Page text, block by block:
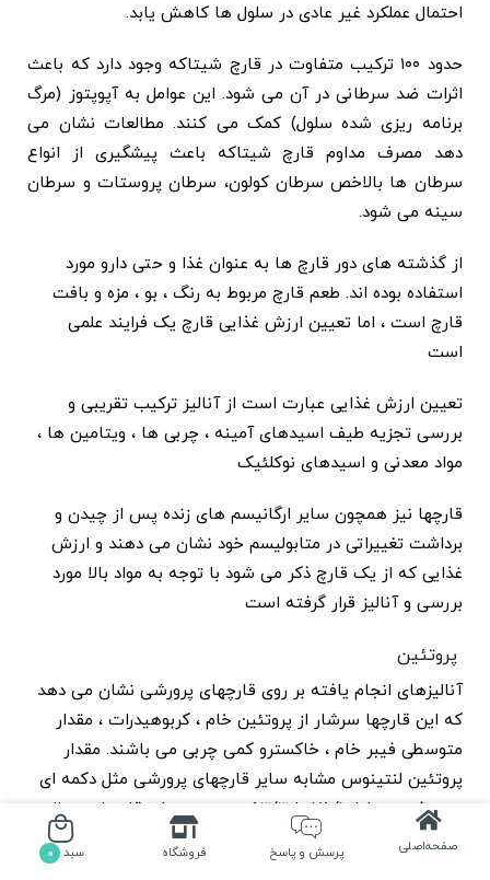
احتمال عملکرد غیر عادی در سلول ها کاهش یابد.
حدود ۱۰۰ ترکیب متفاوت در قارچ شیتاکه وجود دارد که باعث
اثرات ضد سرطانی در آن می شود. این عوامل به آپوپتوز (مرگ
برنامه ریزی شده سلول) کمک می کنند. مطالعات نشان می
دهد مصرف مداوم قارچ شیتاکه باعث پیشگیری از انواع
سرطان ها بالاخص سرطان کولون، سرطان پروستات و سرطان
سینه می شود.
از گذشته های دور قارچ ها به عنوان غذا و حتی دارو مورد
استفاده بوده اند. طعم قارچ مربوط به رنگ ، بو ، مزه و بافت
قارچ است ، اما تعیین ارزش غذایی قارچ یک فرایند علمی
است
تعیین ارزش غذایی عبارت است از آنالیز ترکیب تقریبی و
بررسی تجزیه طیف اسیدهای آمینه ، چربی ها ، ویتامین ها ،
مواد معدنی و اسیدهای نوکلئیک
قارچها نیز همچون سایر ارگانیسم های زنده پس از چیدن و
برداشت تغییراتی در متابولیسم خود نشان می دهند و ارزش
غذایی که از یک قارچ ذکر می شود با توجه به مواد بالا مورد
بررسی و آنالیز قرار گرفته است
پروتئین
آنالیزهای انجام یافته بر روی قارچهای پرورشی نشان می دهد
که این قارچها سرشار از پروتئین خام ، کربوهیدرات ، مقدار
متوسطی فیبر خام ، خاکسترو کمی چربی می باشند. مقدار
پروتئین لنتینوس مشابه سایر قارچهای پرورشی مثل دکمه ای
و صدفی ، معادل ۷۵/۱ تا ۶۳/۳ درصد وزن تازه قارچ است. البته
مقدار پروتئین گاها تا ۹/۵ درصد نیز افزایش می یابد
صفحه‌اصلی پرسش و پاسخ فروشگاه سبد 0